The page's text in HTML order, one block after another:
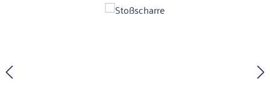
Bildergalerie überspringen